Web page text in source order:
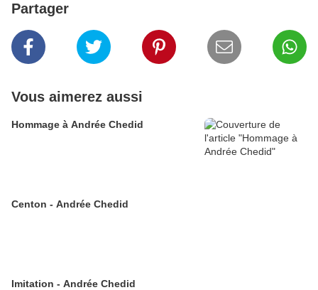
Partager
Vous aimerez aussi
Hommage à Andrée Chedid
Centon - Andrée Chedid
Imitation - Andrée Chedid